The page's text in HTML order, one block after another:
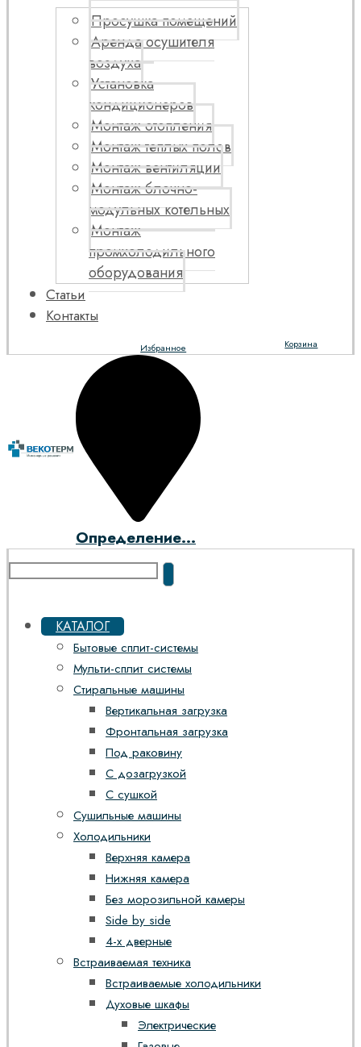
Просушка помещений
Аренда осушителя
воздуха
Установка
кондиционеров
Монтаж отопления
Монтаж теплых полов
Монтаж вентиляции
Монтаж блочно-
модульных котельных
Монтаж
промхолодильного
оборудования
Статьи
Контакты
Корзина
Избранное
Определение...
КАТАЛОГ
Бытовые сплит-системы
Мульти-сплит системы
Стиральные машины
Вертикальная загрузка
Фронтальная загрузка
Под раковину
С дозагрузкой
С сушкой
Сушильные машины
Холодильники
Верхняя камера
Нижняя камера
Без морозильной камеры
Side by side
4-х дверные
Встраиваемая техника
Встраиваемые холодильники
Духовые шкафы
Электрические